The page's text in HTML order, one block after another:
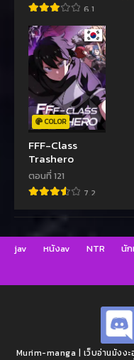
6.1
COLOR
FFF-Class
Trashero
ตอนที่ 121
7.2
jav หนังav NTR นัก
Murim-manga | เว็บอ่านมังง